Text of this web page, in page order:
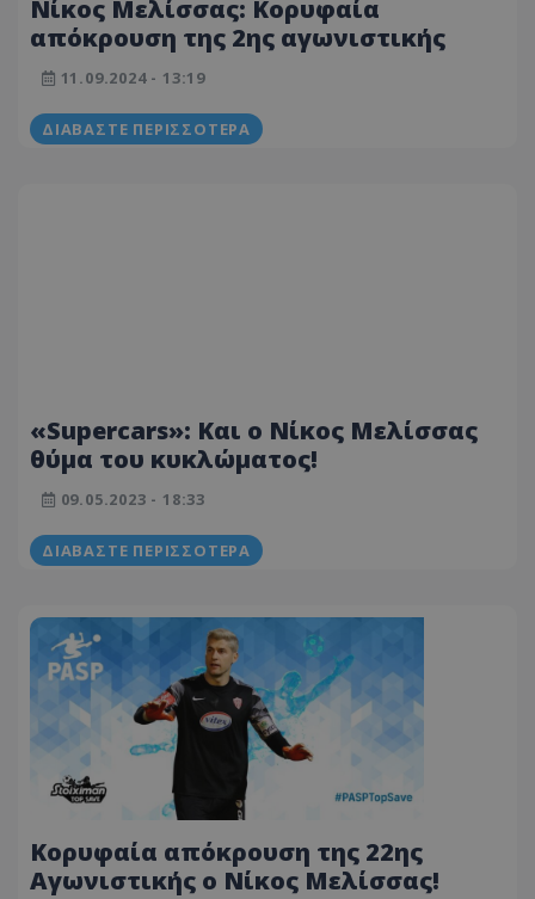
Νίκος Μελίσσας: Κορυφαία
απόκρουση της 2ης αγωνιστικής
11.09.2024 - 13:19
ΔΙΑΒΆΣΤΕ ΠΕΡΙΣΣΌΤΕΡΑ
«Supercars»: Και ο Νίκος Μελίσσας
θύμα του κυκλώματος!
09.05.2023 - 18:33
ΔΙΑΒΆΣΤΕ ΠΕΡΙΣΣΌΤΕΡΑ
Κορυφαία απόκρουση της 22ης
Αγωνιστικής ο Νίκος Μελίσσας!